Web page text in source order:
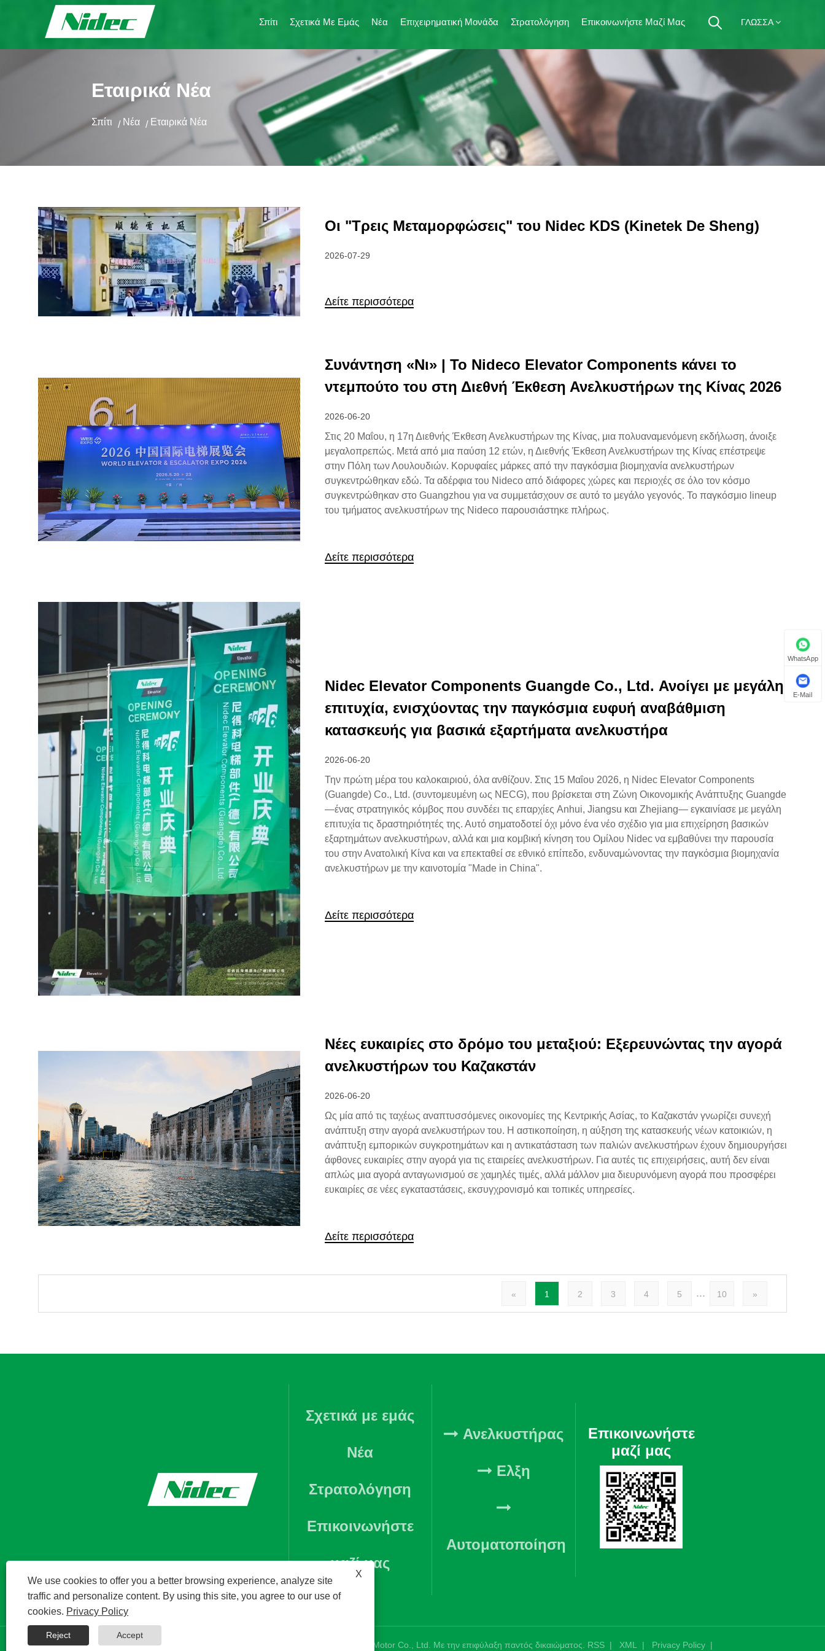
ΓΛΏΣΣΑ
Σπίτι Σχετικά Με Εμάς Νέα Επιχειρηματική Μονάδα Στρατολόγηση Επικοινωνήστε Μαζί Μας
Εταιρικά Νέα
Σπίτι / Νέα / Εταιρικά Νέα
Οι "Τρεις Μεταμορφώσεις" του Nidec KDS (Kinetek De Sheng)
2026-07-29
Δείτε περισσότερα
Συνάντηση «Νι» | Το Nideco Elevator Components κάνει το
ντεμπούτο του στη Διεθνή Έκθεση Ανελκυστήρων της Κίνας 2026
2026-06-20
Στις 20 Μαΐου, η 17η Διεθνής Έκθεση Ανελκυστήρων της Κίνας, μια πολυαναμενόμενη εκδήλωση, άνοιξε
μεγαλοπρεπώς. Μετά από μια παύση 12 ετών, η Διεθνής Έκθεση Ανελκυστήρων της Κίνας επέστρεψε
στην Πόλη των Λουλουδιών. Κορυφαίες μάρκες από την παγκόσμια βιομηχανία ανελκυστήρων
συγκεντρώθηκαν εδώ. Τα αδέρφια του Nideco από διάφορες χώρες και περιοχές σε όλο τον κόσμο
συγκεντρώθηκαν στο Guangzhou για να συμμετάσχουν σε αυτό το μεγάλο γεγονός. Το παγκόσμιο lineup
του τμήματος ανελκυστήρων της Nideco παρουσιάστηκε πλήρως.
Δείτε περισσότερα
Nidec Elevator Components Guangde Co., Ltd. Ανοίγει με μεγάλη
επιτυχία, ενισχύοντας την παγκόσμια ευφυή αναβάθμιση
κατασκευής για βασικά εξαρτήματα ανελκυστήρα
2026-06-20
Την πρώτη μέρα του καλοκαιριού, όλα ανθίζουν. Στις 15 Μαΐου 2026, η Nidec Elevator Components
(Guangde) Co., Ltd. (συντομευμένη ως NECG), που βρίσκεται στη Ζώνη Οικονομικής Ανάπτυξης Guangde
—ένας στρατηγικός κόμβος που συνδέει τις επαρχίες Anhui, Jiangsu και Zhejiang— εγκαινίασε με μεγάλη
επιτυχία τις δραστηριότητές της. Αυτό σηματοδοτεί όχι μόνο ένα νέο σχέδιο για μια επιχείρηση βασικών
εξαρτημάτων ανελκυστήρων, αλλά και μια κομβική κίνηση του Ομίλου Nidec να εμβαθύνει την παρουσία
του στην Ανατολική Κίνα και να επεκταθεί σε εθνικό επίπεδο, ενδυναμώνοντας την παγκόσμια βιομηχανία
ανελκυστήρων με την καινοτομία "Made in China".
Δείτε περισσότερα
Νέες ευκαιρίες στο δρόμο του μεταξιού: Εξερευνώντας την αγορά
ανελκυστήρων του Καζακστάν
2026-06-20
Ως μία από τις ταχέως αναπτυσσόμενες οικονομίες της Κεντρικής Ασίας, το Καζακστάν γνωρίζει συνεχή
ανάπτυξη στην αγορά ανελκυστήρων του. Η αστικοποίηση, η αύξηση της κατασκευής νέων κατοικιών, η
ανάπτυξη εμπορικών συγκροτημάτων και η αντικατάσταση των παλιών ανελκυστήρων έχουν δημιουργήσει
άφθονες ευκαιρίες στην αγορά για τις εταιρείες ανελκυστήρων. Για αυτές τις επιχειρήσεις, αυτή δεν είναι
απλώς μια αγορά ανταγωνισμού σε χαμηλές τιμές, αλλά μάλλον μια διευρυνόμενη αγορά που προσφέρει
ευκαιρίες σε νέες εγκαταστάσεις, εκσυγχρονισμό και τοπικές υπηρεσίες.
Δείτε περισσότερα
« 1 2 3 4 5 ... 10 »
Σχετικά με εμάς
Νέα
Στρατολόγηση
Επικοινωνήστε
μαζί μας
Ανελκυστήρας
Ελξη
Αυτοματοποίηση
Επικοινωνήστε
μαζί μας
Πνευματικά δικαιώματα © 2024 Kinetek DeSheng (Shunde, Foshan) Motor Co., Ltd. Με την επιφύλαξη παντός δικαιώματος. RSS | XML | Privacy Policy |
WhatsApp
E-Mail
X
We use cookies to offer you a better browsing experience, analyze site
traffic and personalize content. By using this site, you agree to our use of
cookies. Privacy Policy
Reject Accept